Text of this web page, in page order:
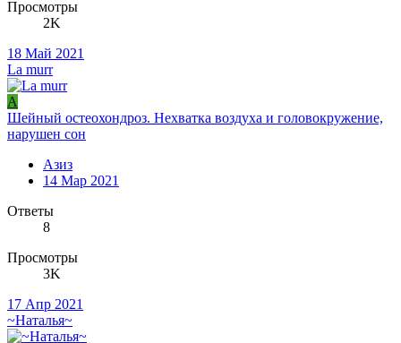
Просмотры
2K
18 Май 2021
La murr
А
Шейный остеохондроз. Нехватка воздуха и головокружение,
нарушен сон
Азиз
14 Мар 2021
Ответы
8
Просмотры
3K
17 Апр 2021
~Наталья~